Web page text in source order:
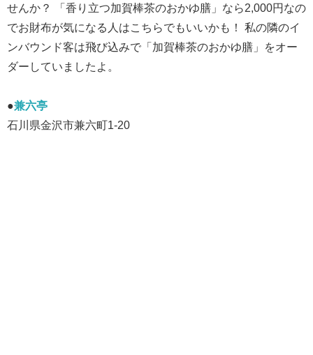
せんか？ 「香り立つ加賀棒茶のおかゆ膳」なら2,000円なの
でお財布が気になる人はこちらでもいいかも！ 私の隣のイ
ンバウンド客は飛び込みで「加賀棒茶のおかゆ膳」をオー
ダーしていましたよ。
●兼六亭
石川県金沢市兼六町1-20